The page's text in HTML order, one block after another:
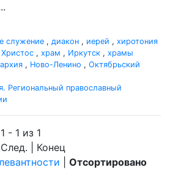
служение , диакон , иерей , хиротония
Христос , храм , Иркутск , храмы
, Ново-Ленино , Октябрьский
Региональный православный
- 1 из 1
След. | Конец
Отсортировано